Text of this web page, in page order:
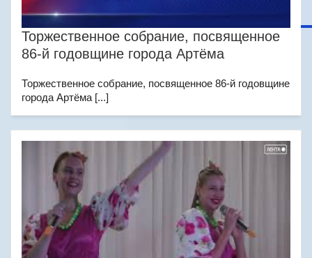
Торжественное собрание, посвященное
86-й годовщине города Артёма
Торжественное собрание, посвященное 86-й годовщине
города Артёма [...]